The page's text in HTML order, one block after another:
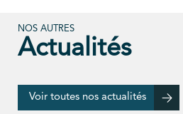
NOS AUTRES
Actualités
Voir toutes nos actualités